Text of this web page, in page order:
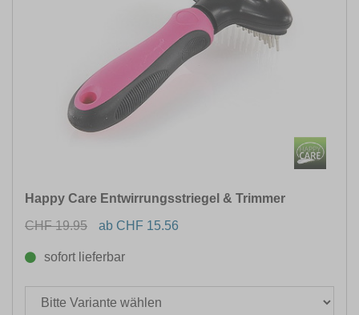
Happy Care Entwirrungsstriegel & Trimmer
CHF 19.95
ab CHF 15.56
sofort lieferbar